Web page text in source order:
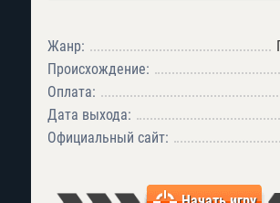
Жанр:
Происхождение:
Оплата:
Дата выхода:
Официальный сайт: